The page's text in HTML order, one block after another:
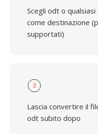
Scegli odt o
come destinazione
supportati)
3
Lascia convertire il
odt subito dopo